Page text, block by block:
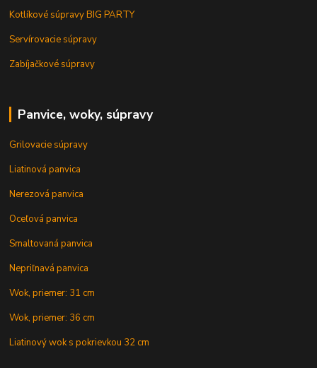
Kotlíkové súpravy BIG PARTY
Servírovacie súpravy
Zabíjačkové súpravy
Panvice, woky, súpravy
Grilovacie súpravy
Liatinová panvica
Nerezová panvica
Oceľová panvica
Smaltovaná panvica
Nepriľnavá panvica
Wok, priemer: 31 cm
Wok, priemer: 36 cm
Liatinový wok s pokrievkou 32 cm